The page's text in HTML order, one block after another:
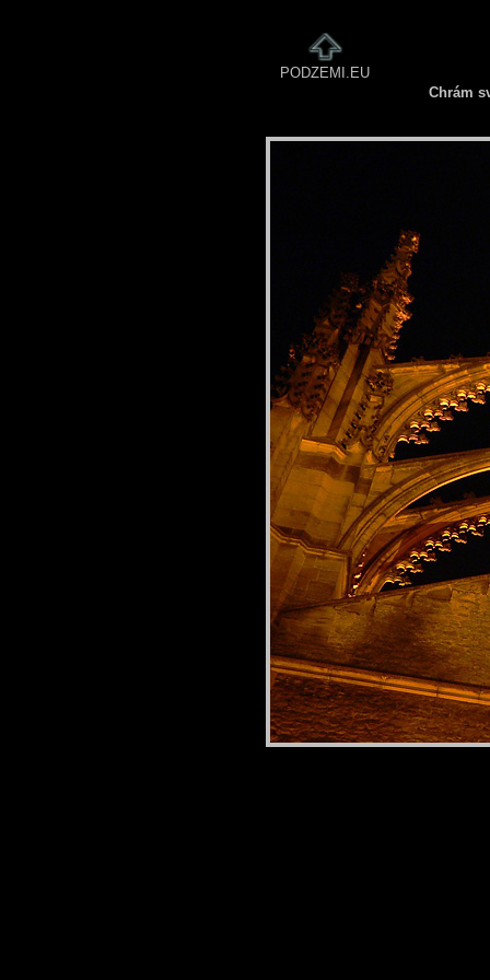
PODZEMI.EU
Chrám